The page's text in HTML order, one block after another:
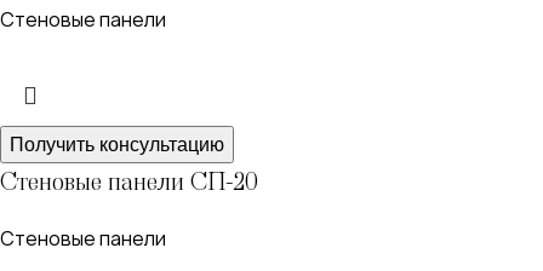
Стеновые панели
Получить консультацию
Стеновые панели СП-20
Стеновые панели